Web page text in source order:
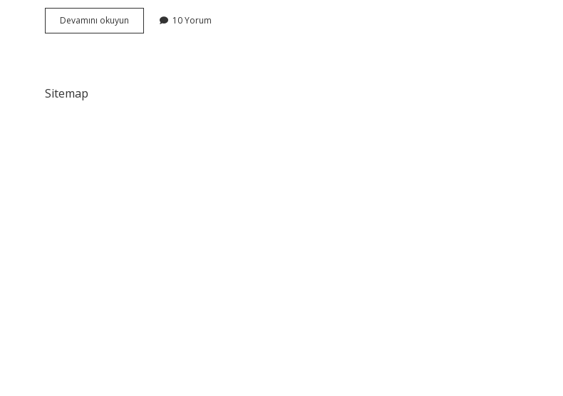
Devamını okuyun Stresten
Korunmanın
10 Yorum
Sitemap